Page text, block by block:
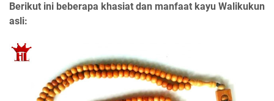
Berikut ini beberapa khasiat dan manfaat kayu Walikukun
asli: